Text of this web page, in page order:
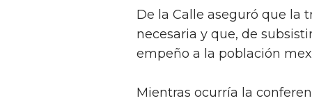
De la Calle aseguró que la
necesaria y que, de
empeño a la población
Mientras ocurría la